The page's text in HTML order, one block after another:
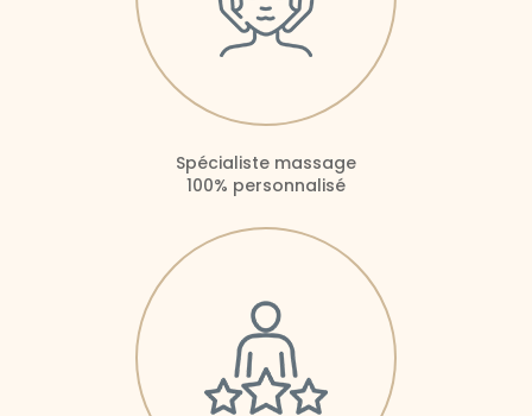
Spécialiste massage
100% personnalisé